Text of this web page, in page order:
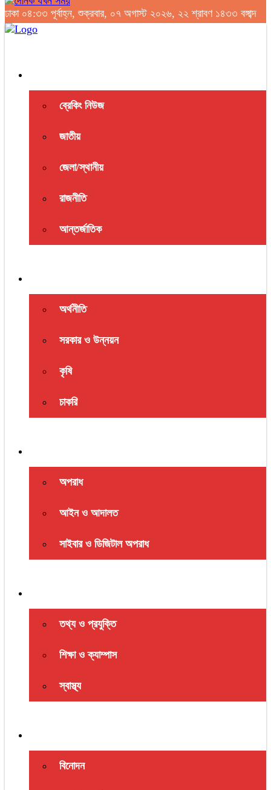
ঢাকা ০৪:৩৩ পূর্বাহ্ন, শুক্রবার, ০৭ অগাস্ট ২০২৬, ২২ শ্রাবণ ১৪৩৩ বঙ্গাব্দ
ব্রেকিং নিউজ
জাতীয়
জেলা/স্থানীয়
রাজনীতি
আন্তর্জাতিক
অর্থনীতি
সরকার ও উন্নয়ন
কৃষি
চাকরি
অপরাধ
আইন ও আদালত
সাইবার ও ডিজিটাল অপরাধ
তথ্য ও প্রযুক্তি
শিক্ষা ও ক্যাম্পাস
স্বাস্থ্য
বিনোদন